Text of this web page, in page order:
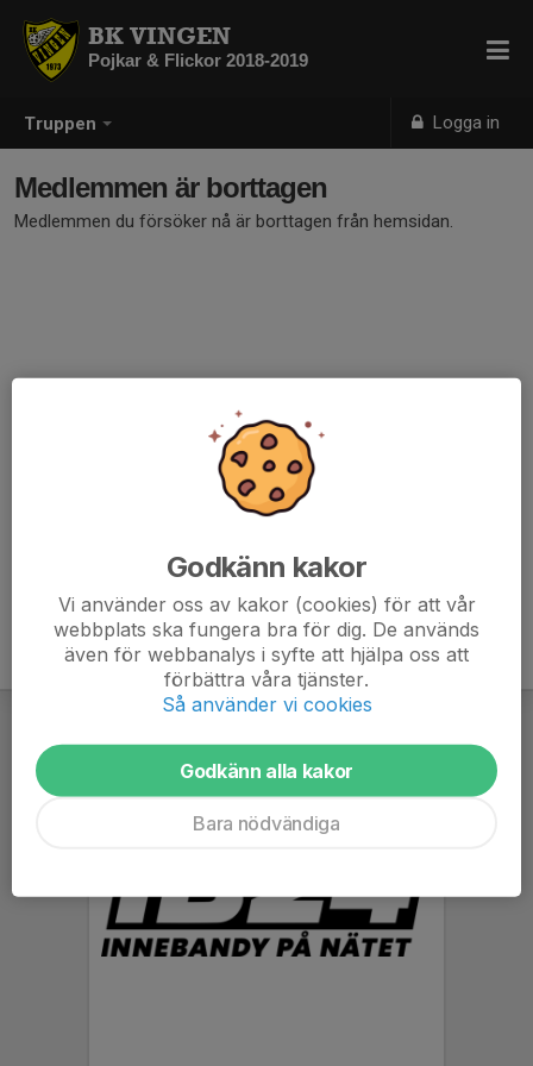
Truppen Logga in
BK VINGEN
Pojkar & Flickor 2018-2019
Medlemmen är borttagen
Medlemmen du försöker nå är borttagen från hemsidan.
Godkänn kakor
Vi använder oss av kakor (cookies) för att vår
webbplats ska fungera bra för dig. De används
även för webbanalys i syfte att hjälpa oss att
förbättra våra tjänster.
Så använder vi cookies
Godkänn alla kakor
Bara nödvändiga